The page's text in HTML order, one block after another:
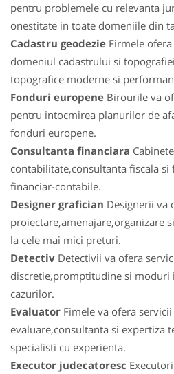
pentru problemele cu relevanta
onestitate in toate domeniile din
Cadastru geodezie Firmele
domeniul cadastrului si
topografice moderne si
Fonduri europene Birourile va
pentru intocmirea planurilor de
fonduri europene.
Consultanta financiara
contabilitate,consultanta fiscala si
financiar-contabile.
Designer grafician Designerii va
proiectare,amenajare,organizare
la cele mai mici preturi.
Detectiv Detectivii va ofera
discretie,promptitudine si moduri
cazurilor.
Evaluator Fimele va ofera
evaluare,consultanta si expertiza
specialisti cu experienta.
Executor judecatoresc